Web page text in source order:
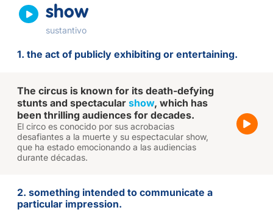
show
sustantivo
1. the act of publicly exhibiting or entertaining.
The circus is known for its death-defying
stunts and spectacular show, which has
been thrilling audiences for decades.
El circo es conocido por sus acrobacias
desafiantes a la muerte y su espectacular show,
que ha estado emocionando a las audiencias
durante décadas.
2. something intended to communicate a
particular impression.